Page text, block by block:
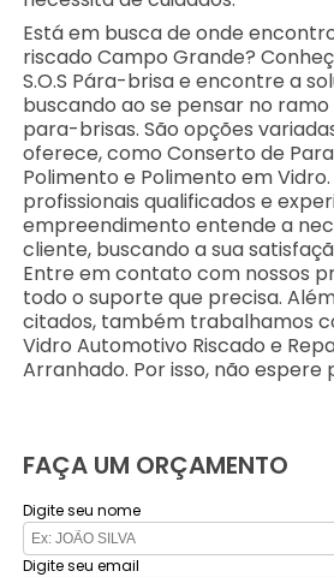
Está em busca de onde
riscado Campo Grande?
S.O.S Pára-brisa e encontre a
buscando ao se pensar no
para-brisas. São opções
oferece, como Conserto de
Polimento e Polimento em
profissionais qualificados e
empreendimento entende a
cliente, buscando a sua
Entre em contato com nossos
todo o suporte que precisa.
citados, também trabalhamos
Vidro Automotivo Riscado e
Arranhado. Por isso, não espere
FAÇA UM ORÇAMENTO
Digite seu nome
Digite seu email